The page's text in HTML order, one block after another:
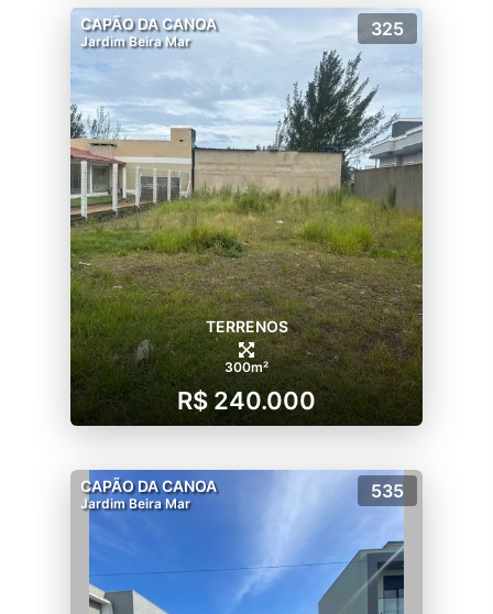
CAPÃO DA CANOA
Jardim Beira Mar
325
TERRENOS
300m²
R$ 240.000
CAPÃO DA CANOA
Jardim Beira Mar
535